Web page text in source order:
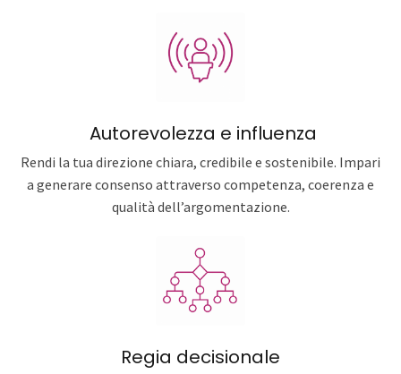
Autorevolezza e influenza
Rendi la tua direzione chiara, credibile e sostenibile. Impari
a generare consenso attraverso competenza, coerenza e
qualità dell’argomentazione.
Regia decisionale